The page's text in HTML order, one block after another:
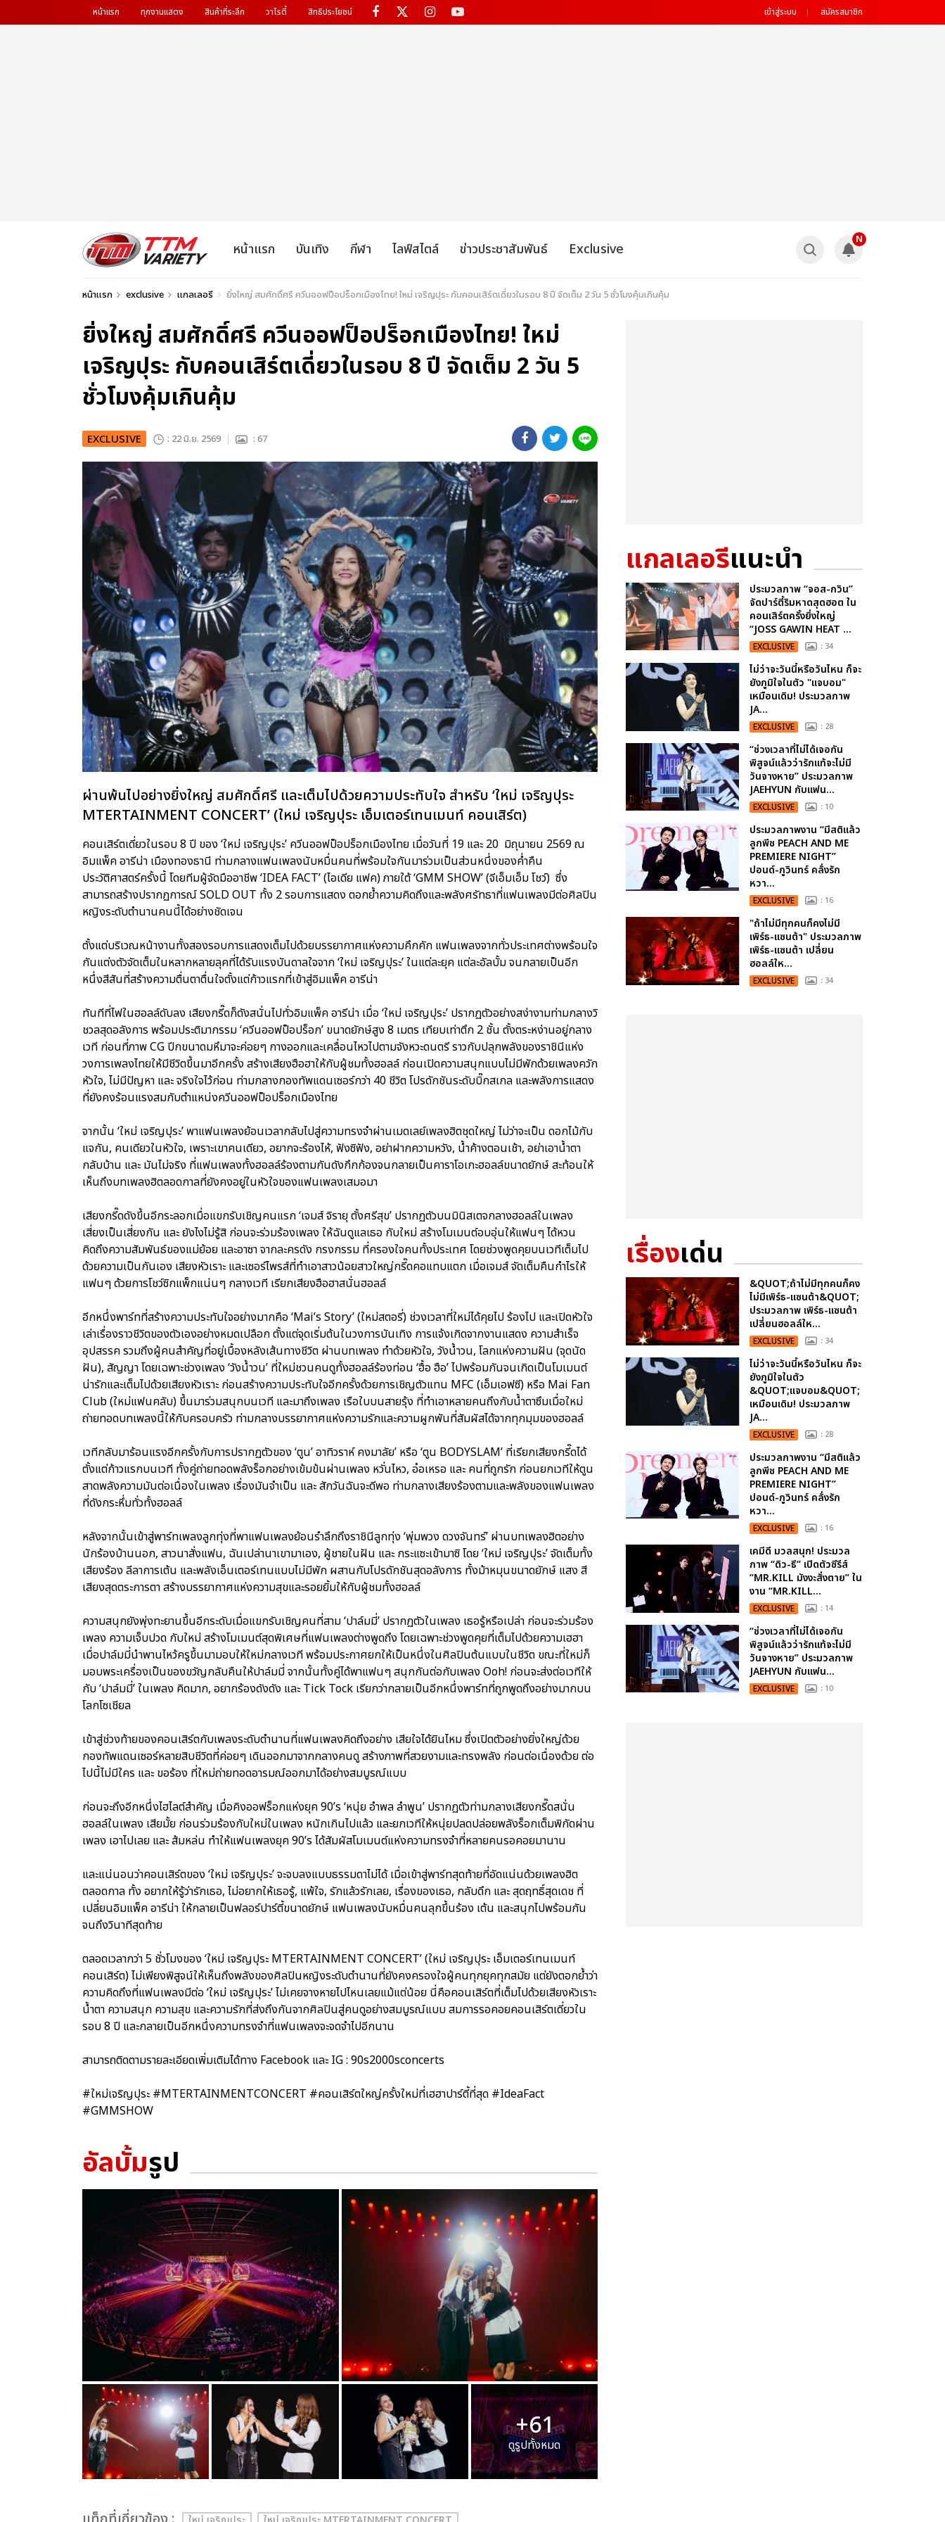
หน้าแรก ทุกงานแสดง สินค้าที่ระลึก วาไรตี้ สิทธิประโยชน์ เข้าสู่ระบบ สมัครสมาชิก
หน้าแรก บันเทิง กีฬา ไลฟ์สไตล์ ข่าวประชาสัมพันธ์ Exclusive
N
หน้าแรก exclusive แกลเลอรี ยิ่งใหญ่ สมศักดิ์ศรี ควีนออฟป็อปร็อกเมืองไทย! ใหม่ เจริญปุระ กับคอนเสิร์ตเดี่ยวในรอบ 8 ปี จัดเต็ม 2 วัน 5 ชั่วโมงคุ้มเกินคุ้ม
ยิ่งใหญ่ สมศักดิ์ศรี ควีนออฟป็อปร็อกเมืองไทย! ใหม่
เจริญปุระ กับคอนเสิร์ตเดี่ยวในรอบ 8 ปี จัดเต็ม 2 วัน 5
ชั่วโมงคุ้มเกินคุ้ม
EXCLUSIVE : 22 มิ.ย. 2569 : 67
ผ่านพ้นไปอย่างยิ่งใหญ่ สมศักดิ์ศรี และเต็มไปด้วยความประทับใจ สำหรับ ‘ใหม่ เจริญปุระ
MTERTAINMENT CONCERT’ (ใหม่ เจริญปุระ เอ็มเตอร์เทนเมนท์ คอนเสิร์ต)
คอนเสิร์ตเดี่ยวในรอบ 8 ปี ของ ‘ใหม่ เจริญปุระ’ ควีนออฟป็อปร็อกเมืองไทย เมื่อวันที่ 19 และ 20 มิถุนายน 2569 ณ
อิมแพ็ค อารีน่า เมืองทองธานี ท่ามกลางแฟนเพลงนับหมื่นคนที่พร้อมใจกันมาร่วมเป็นส่วนหนึ่งของค่ำคืน
ประวัติศาสตร์ครั้งนี้ โดยทีมผู้จัดมืออาชีพ ‘IDEA FACT’ (ไอเดีย แฟค) ภายใต้ ‘GMM SHOW’ (จีเอ็มเอ็ม โชว์) ซึ่ง
สามารถสร้างปรากฏการณ์ SOLD OUT ทั้ง 2 รอบการแสดง ตอกย้ำความคิดถึงและพลังศรัทธาที่แฟนเพลงมีต่อศิลปิน
หญิงระดับตำนานคนนี้ได้อย่างชัดเจน
ตั้งแต่บริเวณหน้างานทั้งสองรอบการแสดงเต็มไปด้วยบรรยากาศแห่งความคึกคัก แฟนเพลงจากทั่วประเทศต่างพร้อมใจ
กันแต่งตัวจัดเต็มในหลากหลายลุคที่ได้รับแรงบันดาลใจจาก ‘ใหม่ เจริญปุระ’ ในแต่ละยุค แต่ละอัลบั้ม จนกลายเป็นอีก
หนึ่งสีสันที่สร้างความตื่นตาตื่นใจตั้งแต่ก้าวแรกที่เข้าสู่อิมแพ็ค อารีน่า
ทันทีที่ไฟในฮอลล์ดับลง เสียงกรี๊ดก็ดังสนั่นไปทั่วอิมแพ็ค อารีน่า เมื่อ ‘ใหม่ เจริญปุระ’ ปรากฏตัวอย่างสง่างามท่ามกลางวิ
ชวลสุดอลังการ พร้อมประติมากรรม ‘ควีนออฟป็อปร็อก’ ขนาดยักษ์สูง 8 เมตร เทียบเท่าตึก 2 ชั้น ตั้งตระหง่านอยู่กลาง
เวที ก่อนที่ภาพ CG ปีกขนาดมหึมาจะค่อยๆ กางออกและเคลื่อนไหวไปตามจังหวะดนตรี ราวกับปลุกพลังของราชินีแห่ง
วงการเพลงไทยให้มีชีวิตขึ้นมาอีกครั้ง สร้างเสียงฮือฮาให้กับผู้ชมทั้งฮอลล์ ก่อนเปิดความสนุกแบบไม่มีพักด้วยเพลงควัก
หัวใจ, ไม่มีปัญหา และ จริงใจไว้ก่อน ท่ามกลางกองทัพแดนเซอร์กว่า 40 ชีวิต โปรดักชันระดับบิ๊กสเกล และพลังการแสดง
ที่ยังคงร้อนแรงสมกับตำแหน่งควีนออฟป็อปร็อกเมืองไทย
จากนั้น ‘ใหม่ เจริญปุระ’ พาแฟนเพลงย้อนเวลากลับไปสู่ความทรงจำผ่านเมดเลย์เพลงฮิตชุดใหญ่ ไม่ว่าจะเป็น ดอกไม้กับ
แจกัน, คนเดียวในหัวใจ, เพราะเขาคนเดียว, อยากจะร้องไห้, ฟังซิฟัง, อย่าฝากความหวัง, น้ำค้างตอนเช้า, อย่าเอาน้ำตา
กลับบ้าน และ มันไม่จริง ที่แฟนเพลงทั้งฮอลล์ร้องตามกันดังกึกก้องจนกลายเป็นคาราโอเกะฮอลล์ขนาดยักษ์ สะท้อนให้
เห็นถึงบทเพลงฮิตลอดกาลที่ยังคงอยู่ในหัวใจของแฟนเพลงเสมอมา
เสียงกรี๊ดดังขึ้นอีกระลอกเมื่อแขกรับเชิญคนแรก ‘เจมส์ จิรายุ ตั้งศรีสุข’ ปรากฏตัวบนมินิสเตจกลางฮอลล์ในเพลง
เสี่ยงเป็นเสี่ยงกัน และ ยังไงไม่รู้สิ ก่อนจะร่วมร้องเพลง ให้ฉันดูแลเธอ กับใหม่ สร้างโมเมนต์อบอุ่นให้แฟนๆ ได้หวน
คิดถึงความสัมพันธ์ของแม่ย้อย และอาซา จากละครดัง กรงกรรม ที่ครองใจคนทั้งประเทศ โดยช่วงพูดคุยบนเวทีเต็มไป
ด้วยความเป็นกันเอง เสียงหัวเราะ และเซอร์ไพรส์ที่ทำเอาสาวน้อยสาวใหญ่กรี๊ดคอแทบแตก เมื่อเจมส์ จัดเต็มคืนกำไรให้
แฟนๆ ด้วยการโชว์ซิกแพ็กแน่นๆ กลางเวที เรียกเสียงฮือฮาสนั่นฮอลล์
อีกหนึ่งพาร์ทที่สร้างความประทับใจอย่างมากคือ ‘Mai’s Story’ (ใหม่สตอรี่) ช่วงเวลาที่ใหม่ได้คุยไป ร้องไป และเปิดหัวใจ
เล่าเรื่องราวชีวิตของตัวเองอย่างหมดเปลือก ตั้งแต่จุดเริ่มต้นในวงการบันเทิง การแจ้งเกิดจากงานแสดง ความสำเร็จ
อุปสรรค รวมถึงผู้คนสำคัญที่อยู่เบื้องหลังเส้นทางชีวิต ผ่านบทเพลง ทำด้วยหัวใจ, วังน้ำวน, โลกแห่งความฝัน (จุดนัด
ฝัน), สัญญา โดยเฉพาะช่วงเพลง ‘วังน้ำวน’ ที่ใหม่ชวนคนดูทั้งฮอลล์ร้องท่อน ‘ฮื้อ ฮือ’ ไปพร้อมกันจนเกิดเป็นโมเมนต์
น่ารักและเต็มไปด้วยเสียงหัวเราะ ก่อนสร้างความประทับใจอีกครั้งด้วยการเชิญตัวแทน MFC (เอ็มเอฟซี) หรือ Mai Fan
Club (ใหม่แฟนคลับ) ขึ้นมาร่วมสนุกบนเวที และมาถึงเพลง เรือใบบนสายรุ้ง ที่ทำเอาหลายคนถึงกับน้ำตาซึมเมื่อใหม่
ถ่ายทอดบทเพลงนี้ให้กับครอบครัว ท่ามกลางบรรยากาศแห่งความรักและความผูกพันที่สัมผัสได้จากทุกมุมของฮอลล์
เวทีกลับมาร้อนแรงอีกครั้งกับการปรากฏตัวของ ‘ตูน’ อาทิวราห์ คงมาลัย’ หรือ ‘ตูน BODYSLAM’ ที่เรียกเสียงกรี๊ดได้
ตั้งแต่ก้าวแรกบนเวที ทั้งคู่ถ่ายทอดพลังร็อกอย่างเข้มข้นผ่านเพลง หวั่นไหว, อ๋อเหรอ และ คนที่ถูกรัก ก่อนยกเวทีให้ตูน
สาดพลังความมันต่อเนื่องในเพลง เรื่องมันจำเป็น และ สักวันฉันจะดีพอ ท่ามกลางเสียงร้องตามและพลังของแฟนเพลง
ที่ดังกระหึ่มทั่วทั้งฮอลล์
หลังจากนั้นเข้าสู่พาร์ทเพลงลูกทุ่งที่พาแฟนเพลงย้อนรำลึกถึงราชินีลูกทุ่ง ‘พุ่มพวง ดวงจันทร์’ ผ่านบทเพลงฮิตอย่าง
นักร้องบ้านนอก, สาวนาสั่งแฟน, ฉันเปล่านาเขามาเอง, ผู้ชายในฝัน และ กระแซะเข้ามาซิ โดย ‘ใหม่ เจริญปุระ’ จัดเต็มทั้ง
เสียงร้อง ลีลาการเต้น และพลังเอ็นเตอร์เทนแบบไม่มีพัก ผสานกับโปรดักชันสุดอลังการ ทั้งม้าหมุนขนาดยักษ์ แสง สี
เสียงสุดตระการตา สร้างบรรยากาศแห่งความสุขและรอยยิ้มให้กับผู้ชมทั้งฮอลล์
ความสนุกยังพุ่งทะยานขึ้นอีกระดับเมื่อแขกรับเชิญคนที่สาม ‘ปาล์มมี่’ ปรากฏตัวในเพลง เธอรู้หรือเปล่า ก่อนจะร่วมร้อง
เพลง ความเจ็บปวด กับใหม่ สร้างโมเมนต์สุดพิเศษที่แฟนเพลงต่างพูดถึง โดยเฉพาะช่วงพูดคุยที่เต็มไปด้วยความเฮฮา
เมื่อปาล์มมี่นำพานไหว้ครูขึ้นมามอบให้ใหม่กลางเวที พร้อมประกาศยกให้เป็นหนึ่งในศิลปินต้นแบบในชีวิต ขณะที่ใหม่ก็
มอบพระเครื่องเป็นของขวัญกลับคืนให้ปาล์มมี่ จากนั้นทั้งคู่ได้พาแฟนๆ สนุกกันต่อกับเพลง Ooh! ก่อนจะส่งต่อเวทีให้
กับ ‘ปาล์มมี่’ ในเพลง คิดมาก, อยากร้องดังดัง และ Tick Tock เรียกว่ากลายเป็นอีกหนึ่งพาร์ทที่ถูกพูดถึงอย่างมากบน
โลกโซเชียล
เข้าสู่ช่วงท้ายของคอนเสิร์ตกับเพลงระดับตำนานที่แฟนเพลงคิดถึงอย่าง เสียใจได้ยินไหม ซึ่งเปิดตัวอย่างยิ่งใหญ่ด้วย
กองทัพแดนเซอร์หลายสิบชีวิตที่ค่อยๆ เดินออกมาจากกลางคนดู สร้างภาพที่สวยงามและทรงพลัง ก่อนต่อเนื่องด้วย ต่อ
ไปนี้ไม่มีใคร และ ขอร้อง ที่ใหม่ถ่ายทอดอารมณ์ออกมาได้อย่างสมบูรณ์แบบ
ก่อนจะถึงอีกหนึ่งไฮไลต์สำคัญ เมื่อคิงออฟร็อกแห่งยุค 90’s ‘หนุ่ย อำพล ลำพูน’ ปรากฏตัวท่ามกลางเสียงกรี๊ดสนั่น
ฮอลล์ในเพลง เสียมั้ย ก่อนร่วมร้องกับใหม่ในเพลง หนักเกินไปแล้ว และยกเวทีให้หนุ่ยปลดปล่อยพลังร็อกเต็มพิกัดผ่าน
เพลง เอาไปเลย และ ส้มหล่น ทำให้แฟนเพลงยุค 90’s ได้สัมผัสโมเมนต์แห่งความทรงจำที่หลายคนรอคอยมานาน
และแน่นอนว่าคอนเสิร์ตของ ‘ใหม่ เจริญปุระ’ จะจบลงแบบธรรมดาไม่ได้ เมื่อเข้าสู่พาร์ทสุดท้ายที่อัดแน่นด้วยเพลงฮิต
ตลอดกาล ทั้ง อยากให้รู้ว่ารักเธอ, ไม่อยากให้เธอรู้, แพ้ใจ, รักแล้วรักเลย, เรื่องของเธอ, กลับดึก และ สุดฤทธิ์สุดเดช ที่
เปลี่ยนอิมแพ็ค อารีน่า ให้กลายเป็นฟลอร์ปาร์ตี้ขนาดยักษ์ แฟนเพลงนับหมื่นคนลุกขึ้นร้อง เต้น และสนุกไปพร้อมกัน
จนถึงวินาทีสุดท้าย
ตลอดเวลากว่า 5 ชั่วโมงของ ‘ใหม่ เจริญปุระ MTERTAINMENT CONCERT’ (ใหม่ เจริญปุระ เอ็มเตอร์เทนเมนท์
คอนเสิร์ต) ไม่เพียงพิสูจน์ให้เห็นถึงพลังของศิลปินหญิงระดับตำนานที่ยังคงครองใจผู้คนทุกยุคทุกสมัย แต่ยังตอกย้ำว่า
ความคิดถึงที่แฟนเพลงมีต่อ ‘ใหม่ เจริญปุระ’ ไม่เคยจางหายไปไหนเลยแม้แต่น้อย นี่คือคอนเสิร์ตที่เต็มไปด้วยเสียงหัวเราะ
น้ำตา ความสนุก ความสุข และความรักที่ส่งถึงกันจากศิลปินสู่คนดูอย่างสมบูรณ์แบบ สมการรอคอยคอนเสิร์ตเดี่ยวใน
รอบ 8 ปี และกลายเป็นอีกหนึ่งความทรงจำที่แฟนเพลงจะจดจำไปอีกนาน
สามารถติดตามรายละเอียดเพิ่มเติมได้ทาง Facebook และ IG : 90s2000sconcerts
#ใหม่เจริญปุระ #MTERTAINMENTCONCERT #คอนเสิร์ตใหญ่ครั้งใหม่ที่เฮฮาปาร์ตี้ที่สุด #IdeaFact
#GMMSHOW
อัลบั้มรูป
+61
ดูรูปทั้งหมด
แกลเลอรีแนะนำ
ประมวลภาพ “จอส-กวิน”
จัดปาร์ตี้ริมหาดสุดฮอต ใน
คอนเสิร์ตครั้งยิ่งใหญ่
“JOSS GAWIN HEAT ...
EXCLUSIVE : 34
ไม่ว่าจะวันนี้หรือวันไหน ก็จะ
ยังภูมิใจในตัว "แจบอม"
เหมือนเดิม! ประมวลภาพ
JA...
EXCLUSIVE : 28
“ช่วงเวลาที่ไม่ได้เจอกัน
พิสูจน์แล้วว่ารักแท้จะไม่มี
วันจางหาย” ประมวลภาพ
JAEHYUN กับแฟน...
EXCLUSIVE : 10
ประมวลภาพงาน “มีสติแล้ว
ลูกพีช PEACH AND ME
PREMIERE NIGHT”
ปอนด์-ภูวินทร์ คลั่งรัก
หวา...
EXCLUSIVE : 16
"ถ้าไม่มีทุกคนก็คงไม่มี
เพิร์ธ-แซนต้า" ประมวลภาพ
เพิร์ธ-แซนต้า เปลี่ยน
ฮอลล์ให...
EXCLUSIVE : 34
เรื่องเด่น
&QUOT;ถ้าไม่มีทุกคนก็คง
ไม่มีเพิร์ธ-แซนต้า&QUOT;
ประมวลภาพ เพิร์ธ-แซนต้า
เปลี่ยนฮอลล์ให...
EXCLUSIVE : 34
ไม่ว่าจะวันนี้หรือวันไหน ก็จะ
ยังภูมิใจในตัว
&QUOT;แจบอม&QUOT;
เหมือนเดิม! ประมวลภาพ
JA...
EXCLUSIVE : 28
ประมวลภาพงาน “มีสติแล้ว
ลูกพีช PEACH AND ME
PREMIERE NIGHT”
ปอนด์-ภูวินทร์ คลั่งรัก
หวา...
EXCLUSIVE : 16
เคมีดี มวลสนุก! ประมวล
ภาพ “ดิว-ธี” เปิดตัวซีรีส์
“MR.KILL มังงะสั่งตาย” ใน
งาน “MR.KILL...
EXCLUSIVE : 14
“ช่วงเวลาที่ไม่ได้เจอกัน
พิสูจน์แล้วว่ารักแท้จะไม่มี
วันจางหาย” ประมวลภาพ
JAEHYUN กับแฟน...
EXCLUSIVE : 10